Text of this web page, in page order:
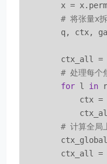
x =
# 将张量x
q, ctx,
        ctx_all =
# 处理每个
for l in
ctx =
# 计算全局
ctx_all =